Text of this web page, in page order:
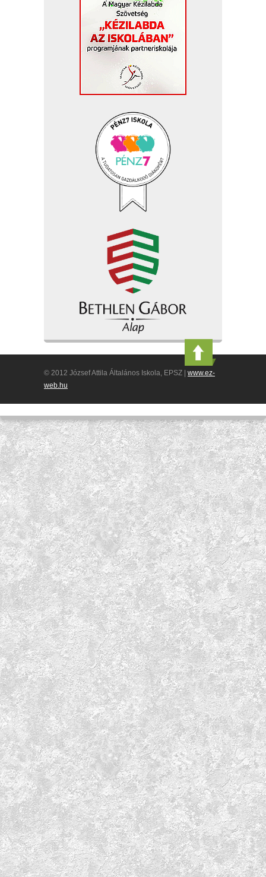
© 2012 József Attila Általános Iskola, EPSZ | www.ez-
web.hu